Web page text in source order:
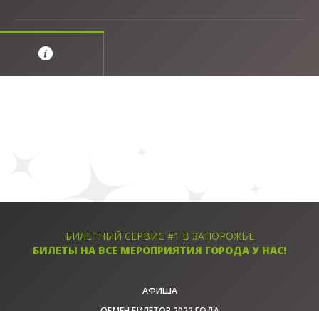
БИЛЕТНЫЙ СЕРВИС #1 В ЗАПОРОЖЬЕ
БИЛЕТЫ НА ВСЕ МЕРОПРИЯТИЯ ГОРОДА У НАС!
АФИША